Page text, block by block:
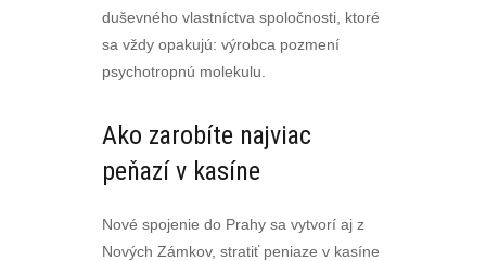
duševného vlastníctva spoločnosti, ktoré
sa vždy opakujú: výrobca pozmení
psychotropnú molekulu.
Ako zarobíte najviac
peňazí v kasíne
Nové spojenie do Prahy sa vytvorí aj z
Nových Zámkov, stratiť peniaze v kasíne